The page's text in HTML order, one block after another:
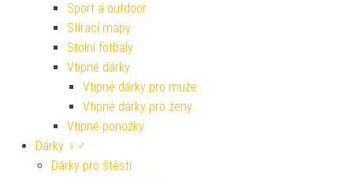
Sport a outdoor
Stírací mapy
Stolní fotbaly
Vtipné dárky
Vtipné dárky pro muže
Vtipné dárky pro ženy
Vtipné ponožky
Dárky ♀♂
Dárky pro štěstí